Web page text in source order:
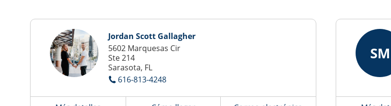
Jordan Scott Gallagher
5602 Marquesas Cir
Ste 214
Sarasota, FL
616-813-4248
SM